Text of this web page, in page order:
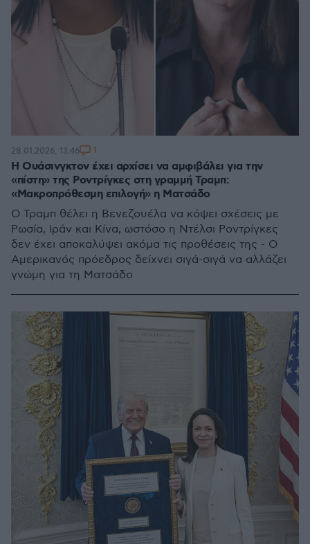
Η Ουάσινγκτον έχει αρχίσει να αμφιβάλει για την
«πίστη» της Ροντρίγκες στη γραμμή Τραμπ:
«Μακροπρόθεσμη επιλογή» η Ματσάδο
Ο Τραμπ θέλει η Βενεζουέλα να κόψει σχέσεις με
Ρωσία, Ιράν και Κίνα, ωστόσο η Ντέλσι Ροντρίγκες
δεν έχει αποκαλύψει ακόμα τις προθέσεις της - Ο
Αμερικανός πρόεδρος δείχνει σιγά-σιγά να αλλάζει
γνώμη για τη Ματσάδο
28.01.2026, 13:46 1